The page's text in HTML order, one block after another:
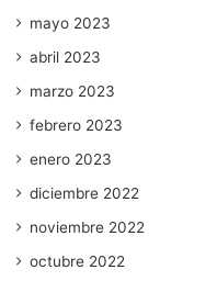
mayo 2023
abril 2023
marzo 2023
febrero 2023
enero 2023
diciembre 2022
noviembre 2022
octubre 2022